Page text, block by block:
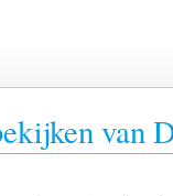
van